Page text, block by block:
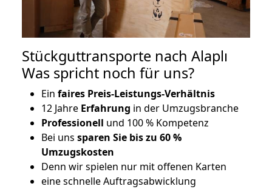
Stückguttransporte nach Alaplı
Was spricht noch für uns?
Ein faires Preis-Leistungs-Verhältnis
12 Jahre Erfahrung in der Umzugsbranche
Professionell und 100 % Kompetenz
Bei uns sparen Sie bis zu 60 %
Umzugskosten
Denn wir spielen nur mit offenen Karten
eine schnelle Auftragsabwicklung